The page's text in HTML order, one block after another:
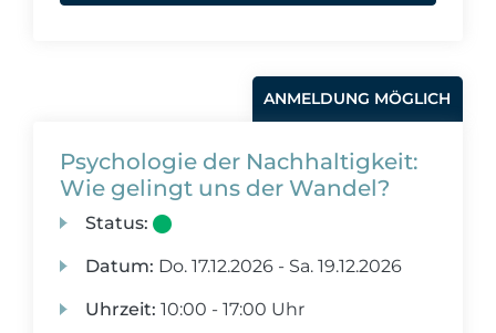
ANMELDUNG MÖGLICH
Psychologie der Nachhaltigkeit:
Wie gelingt uns der Wandel?
Status:
Datum: Do. 17.12.2026 - Sa. 19.12.2026
Uhrzeit: 10:00 - 17:00 Uhr